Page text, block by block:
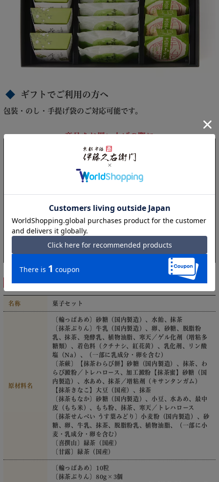
ギフトでご利用の方へ
包装・のし・手提げ袋のご対応可能です。
商品をお買い上げの際に
必ずお読みください
お客様都合や注文情報の不備、お届け先がご不在で賞味期限
内にお届けできない場合でも返品および御返金はできません。
ギフト注文の場合、送り先がご在宅かどうか確認のうえ、ご注
ト時除く）
そのためご希望の配達日にお届けできない場合がございます。
何卒ご了承下さい。
です。店頭受取はできません。
商品詳細
名称 菓子セット
原材料名
〔輪っぱあめ〕砂糖（国内製造）、水飴、抹茶
〔抹茶ぷりん〕牛乳（国内製造）、卵、砂糖、脱脂粉
乳、抹茶、発酵乳、植物油脂、寒天／ゲル化剤（増粘多
糖類）、着色料（クチナシ、紅花黄）、乳化剤、リン酸
塩（Na）、（一部に乳成分・卵を含む）
〔茶蕨〕【抹茶わらび餅】砂糖（国内製造）、抹茶、わ
らび澱粉／トレハロース、加工澱粉【抹茶蜜】砂糖（国
内製造）、水あめ、抹茶／増粘剤（キサンタンガム）
【抹茶きなこ】大豆（国産）、抹茶
〔抹茶もなか〕砂糖（国内製造）、小豆、水あめ、最中
皮（もち米）、もち粉、抹茶、寒天／トレハロース
〔抹茶せんべい うす葉みどり〕小麦粉（国内製造）、砂
糖、卵、牛乳、抹茶、脱脂粉乳、植物油脂、（一部に小
麦・乳成分・卵を含む）
〔喜撰山〕緑茶（国産）
〔甘露〕緑茶（国産）
〔輪っぱあめ〕10粒
〔抹茶ぷりん〕80g×3個